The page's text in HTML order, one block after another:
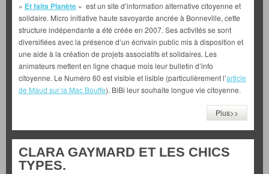
« Et faits Planète » est un site d’information alternative citoyenne et
solidaire. Micro initiative haute savoyarde ancrée à Bonneville, cette
structure indépendante a été créée en 2007. Ses activités se sont
diversifiées avec la présence d’un écrivain public mis à disposition et
une aide à la création de projets associatifs et solidaires. Les
animateurs mettent en ligne chaque mois leur bulletin d’info
citoyenne. Le Numéro 60 est visible et lisible (particulièrement l’article
de Maud sur la Mac Bouffe). BiBi leur souhaite longue vie citoyenne.
Plus>>
CLARA GAYMARD ET LES CHICS
TYPES.